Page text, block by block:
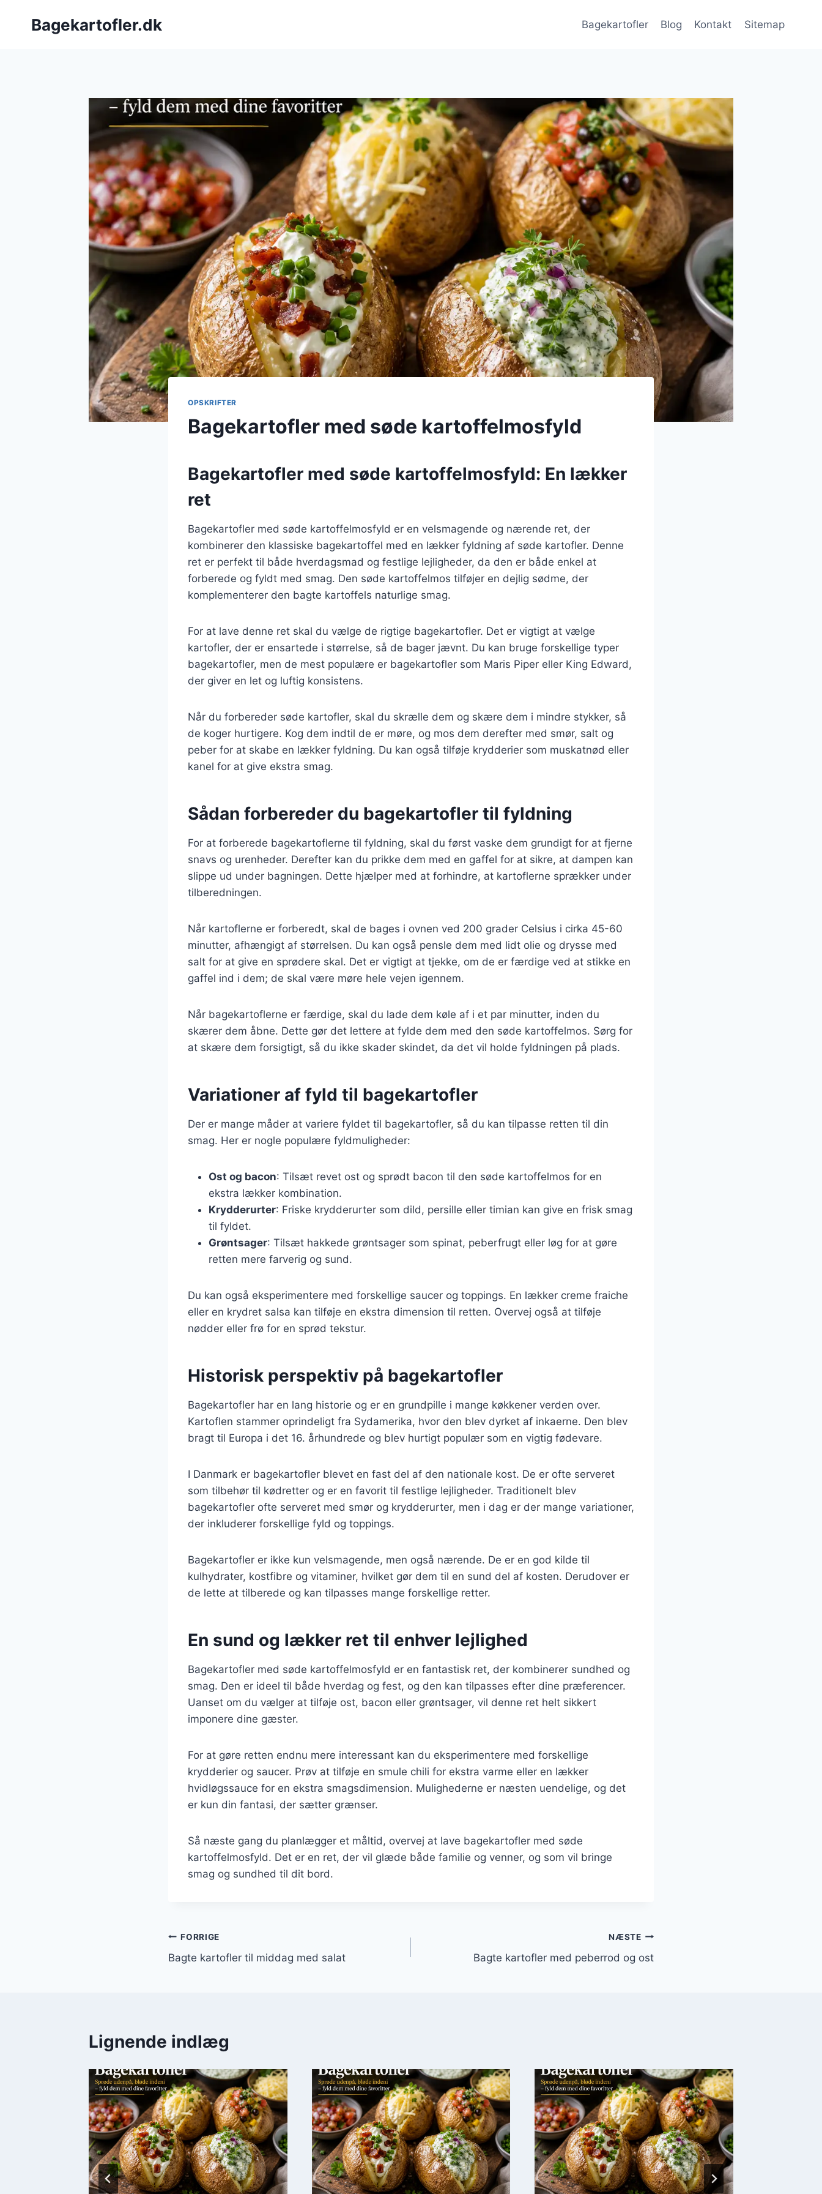
Bagekartofler.dk Bagekartofler Blog Kontakt Sitemap
OPSKRIFTER
Bagekartofler med søde kartoffelmosfyld
Bagekartofler med søde kartoffelmosfyld: En lækker
ret
Bagekartofler med søde kartoffelmosfyld er en velsmagende og nærende ret, der
kombinerer den klassiske bagekartoffel med en lækker fyldning af søde kartofler. Denne
ret er perfekt til både hverdagsmad og festlige lejligheder, da den er både enkel at
forberede og fyldt med smag. Den søde kartoffelmos tilføjer en dejlig sødme, der
komplementerer den bagte kartoffels naturlige smag.
For at lave denne ret skal du vælge de rigtige bagekartofler. Det er vigtigt at vælge
kartofler, der er ensartede i størrelse, så de bager jævnt. Du kan bruge forskellige typer
bagekartofler, men de mest populære er bagekartofler som Maris Piper eller King Edward,
der giver en let og luftig konsistens.
Når du forbereder søde kartofler, skal du skrælle dem og skære dem i mindre stykker, så
de koger hurtigere. Kog dem indtil de er møre, og mos dem derefter med smør, salt og
peber for at skabe en lækker fyldning. Du kan også tilføje krydderier som muskatnød eller
kanel for at give ekstra smag.
Sådan forbereder du bagekartofler til fyldning
For at forberede bagekartoflerne til fyldning, skal du først vaske dem grundigt for at fjerne
snavs og urenheder. Derefter kan du prikke dem med en gaffel for at sikre, at dampen kan
slippe ud under bagningen. Dette hjælper med at forhindre, at kartoflerne sprækker under
tilberedningen.
Når kartoflerne er forberedt, skal de bages i ovnen ved 200 grader Celsius i cirka 45-60
minutter, afhængigt af størrelsen. Du kan også pensle dem med lidt olie og drysse med
salt for at give en sprødere skal. Det er vigtigt at tjekke, om de er færdige ved at stikke en
gaffel ind i dem; de skal være møre hele vejen igennem.
Når bagekartoflerne er færdige, skal du lade dem køle af i et par minutter, inden du
skærer dem åbne. Dette gør det lettere at fylde dem med den søde kartoffelmos. Sørg for
at skære dem forsigtigt, så du ikke skader skindet, da det vil holde fyldningen på plads.
Variationer af fyld til bagekartofler
Der er mange måder at variere fyldet til bagekartofler, så du kan tilpasse retten til din
smag. Her er nogle populære fyldmuligheder:
Ost og bacon: Tilsæt revet ost og sprødt bacon til den søde kartoffelmos for en
ekstra lækker kombination.
Krydderurter: Friske krydderurter som dild, persille eller timian kan give en frisk smag
til fyldet.
Grøntsager: Tilsæt hakkede grøntsager som spinat, peberfrugt eller løg for at gøre
retten mere farverig og sund.
Du kan også eksperimentere med forskellige saucer og toppings. En lækker creme fraiche
eller en krydret salsa kan tilføje en ekstra dimension til retten. Overvej også at tilføje
nødder eller frø for en sprød tekstur.
Historisk perspektiv på bagekartofler
Bagekartofler har en lang historie og er en grundpille i mange køkkener verden over.
Kartoflen stammer oprindeligt fra Sydamerika, hvor den blev dyrket af inkaerne. Den blev
bragt til Europa i det 16. århundrede og blev hurtigt populær som en vigtig fødevare.
I Danmark er bagekartofler blevet en fast del af den nationale kost. De er ofte serveret
som tilbehør til kødretter og er en favorit til festlige lejligheder. Traditionelt blev
bagekartofler ofte serveret med smør og krydderurter, men i dag er der mange variationer,
der inkluderer forskellige fyld og toppings.
Bagekartofler er ikke kun velsmagende, men også nærende. De er en god kilde til
kulhydrater, kostfibre og vitaminer, hvilket gør dem til en sund del af kosten. Derudover er
de lette at tilberede og kan tilpasses mange forskellige retter.
En sund og lækker ret til enhver lejlighed
Bagekartofler med søde kartoffelmosfyld er en fantastisk ret, der kombinerer sundhed og
smag. Den er ideel til både hverdag og fest, og den kan tilpasses efter dine præferencer.
Uanset om du vælger at tilføje ost, bacon eller grøntsager, vil denne ret helt sikkert
imponere dine gæster.
For at gøre retten endnu mere interessant kan du eksperimentere med forskellige
krydderier og saucer. Prøv at tilføje en smule chili for ekstra varme eller en lækker
hvidløgssauce for en ekstra smagsdimension. Mulighederne er næsten uendelige, og det
er kun din fantasi, der sætter grænser.
Så næste gang du planlægger et måltid, overvej at lave bagekartofler med søde
kartoffelmosfyld. Det er en ret, der vil glæde både familie og venner, og som vil bringe
smag og sundhed til dit bord.
Indlægsnavigation
FORRIGE
Bagte kartofler til middag med salat
NÆSTE
Bagte kartofler med peberrod og ost
Lignende indlæg